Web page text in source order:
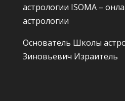
астрологии ISOMA –
астрологии
Основатель Школы
Зиновьевич Израитель